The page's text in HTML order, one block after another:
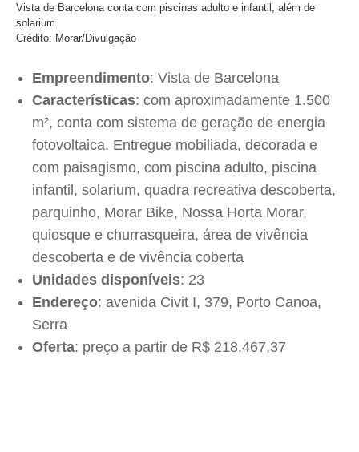
Vista de Barcelona conta com piscinas adulto e infantil, além de
solarium
Crédito: Morar/Divulgação
Empreendimento: Vista de Barcelona
Características: com aproximadamente 1.500
m², conta com sistema de geração de energia
fotovoltaica. Entregue mobiliada, decorada e
com paisagismo, com piscina adulto, piscina
infantil, solarium, quadra recreativa descoberta,
parquinho, Morar Bike, Nossa Horta Morar,
quiosque e churrasqueira, área de vivência
descoberta e de vivência coberta
Unidades disponíveis: 23
Endereço: avenida Civit I, 379, Porto Canoa,
Serra
Oferta: preço a partir de R$ 218.467,37